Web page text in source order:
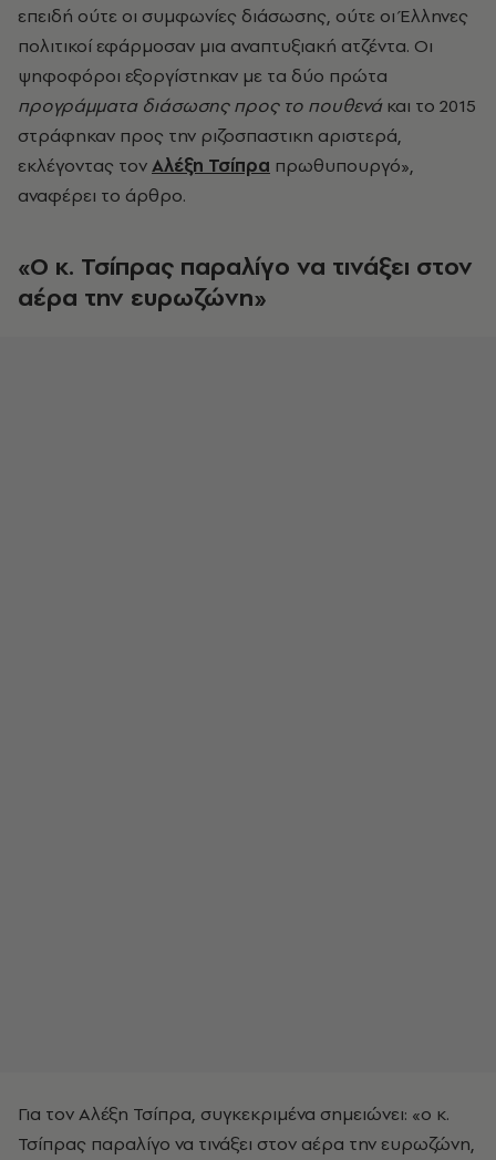
επειδή ούτε οι συμφωνίες διάσωσης, ούτε οι Έλληνες
πολιτικοί εφάρμοσαν μια αναπτυξιακή ατζέντα. Οι
ψηφοφόροι εξοργίστηκαν με τα δύο πρώτα
προγράμματα διάσωσης προς το πουθενάκαι το 2015
στράφηκαν προς την ριζοσπαστικη αριστερά,
εκλέγοντας τονΑλέξη Τσίπρα πρωθυπουργό»,
αναφέρει το άρθρο.
«Ο κ. Τσίπρας παραλίγο να τινάξει στον
αέρα την ευρωζώνη»
Για τον Αλέξη Τσίπρα, συγκεκριμένα σημειώνει: «ο κ.
Τσίπρας παραλίγο να τινάξει στον αέρα την ευρωζώνη,